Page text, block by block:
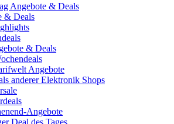
Angebote & Deals
& Deals
& Deals
Angebote
anderer Elektronik Shops
Angebote
Deal des Tages